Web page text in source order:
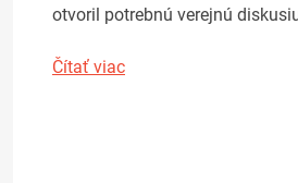
otvoril potrebnú verejnú
Čítať viac